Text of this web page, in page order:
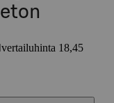
vertailuhinta 18,45